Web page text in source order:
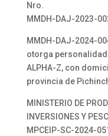
Nro.
MMDH-DAJ-2023-
MMDH-DAJ-2024-
otorga
ALPHA-Z, con
provincia de
MINISTERIO DE
INVERSIONES Y
MPCEIP-SC-2024-